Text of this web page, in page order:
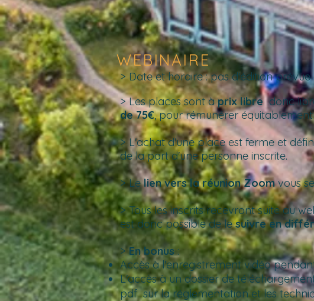
WEBINAIRE
> Date et horaire : pas d'édition
> Les places sont àprix libre donc
de 75€, pour rémunérer
> L'achat d'une place est ferme et
de la part d'une personne inscrite.
> Lelien vers la réunion Zoomvous
> Tous les inscrits recevront suite au
est donc possible de lesuivre en
>En bonus:
Accès à l'enregistrement vidéo
L'accès à un dossier de
pdf sur la réglementation et les